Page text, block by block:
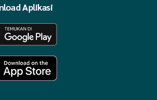
Aplikasi